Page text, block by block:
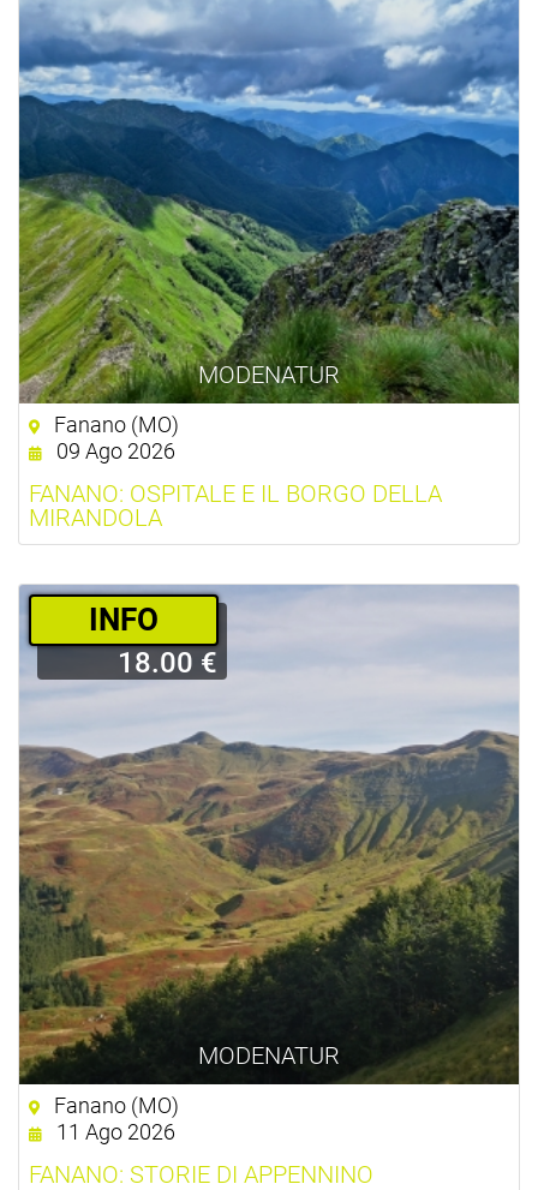
MODENATUR
Fanano (MO)
09 Ago 2026
FANANO: OSPITALE E IL BORGO DELLA
MIRANDOLA
MODENATUR
­INFO
18.00 €
Fanano (MO)
11 Ago 2026
FANANO: STORIE DI APPENNINO